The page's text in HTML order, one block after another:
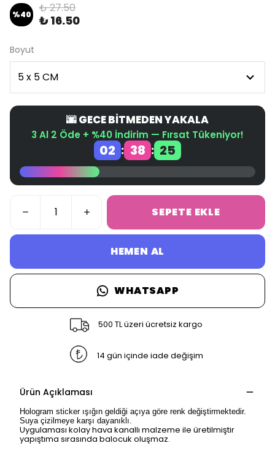
%40 ₺ 27.50
₺ 16.50
Boyut
🌆 GECE BİTMEDEN YAKALA
3 Al 2 Öde + %40 İndirim — Fırsat Tükeniyor!
02 : 38 : 24
SEPETE EKLE
HEMEN AL
WHATSAPP
500 TL üzeri ücretsiz kargo
14 gün içinde iade değişim
Ürün Açıklaması
Hologram sticker ışığın geldiği açıya göre renk değiştirmektedir.
Suya çizilmeye karşı dayanıklı.
Uygulaması kolay hava kanallı malzeme ile üretilmiştir
yapıştıma sırasında balocuk oluşmaz.